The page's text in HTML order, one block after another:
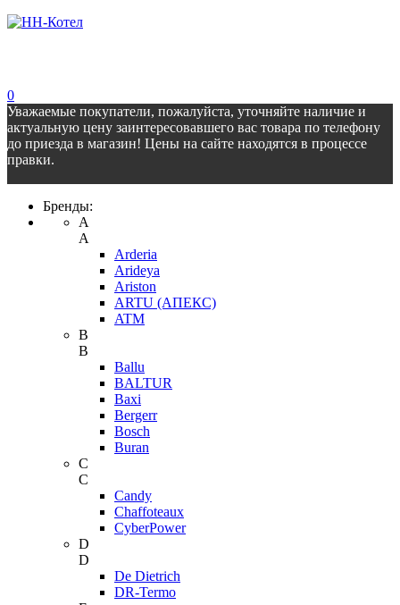
0
Уважаемые покупатели, пожалуйста, уточняйте наличие и
актуальную цену заинтересовавшего вас товара по телефону
до приезда в магазин! Цены на сайте находятся в процессе
правки.
Бренды:
A
A
Arderia
Arideya
Ariston
ARTU (АПЕКС)
ATM
B
B
Ballu
BALTUR
Baxi
Bergerr
Bosch
Buran
C
C
Candy
Chaffoteaux
CyberPower
D
D
De Dietrich
DR-Termo